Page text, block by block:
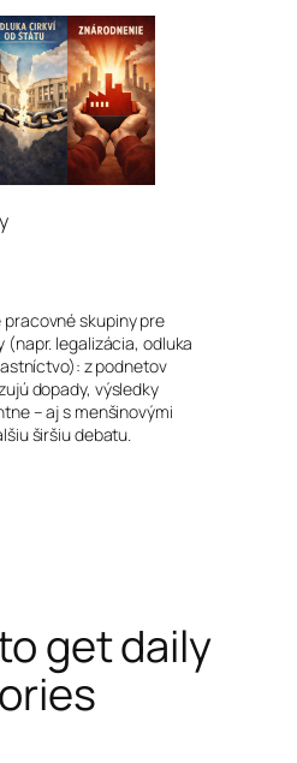
skupiny pre
legalizácia, odluka
z podnetov
dopady, výsledky
– aj s menšinovými
širšiu debatu.
get daily